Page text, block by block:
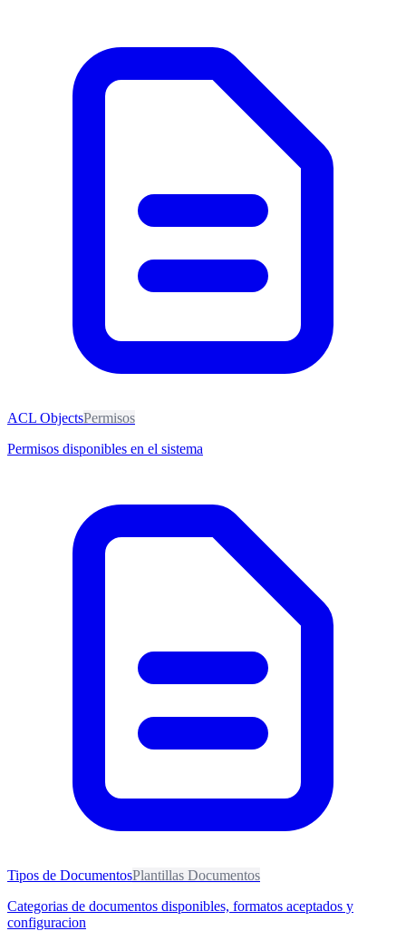
ACL ObjectsPermisos
Permisos disponibles en el sistema
Tipos de DocumentosPlantillas Documentos
Categorias de documentos disponibles, formatos aceptados y
configuracion